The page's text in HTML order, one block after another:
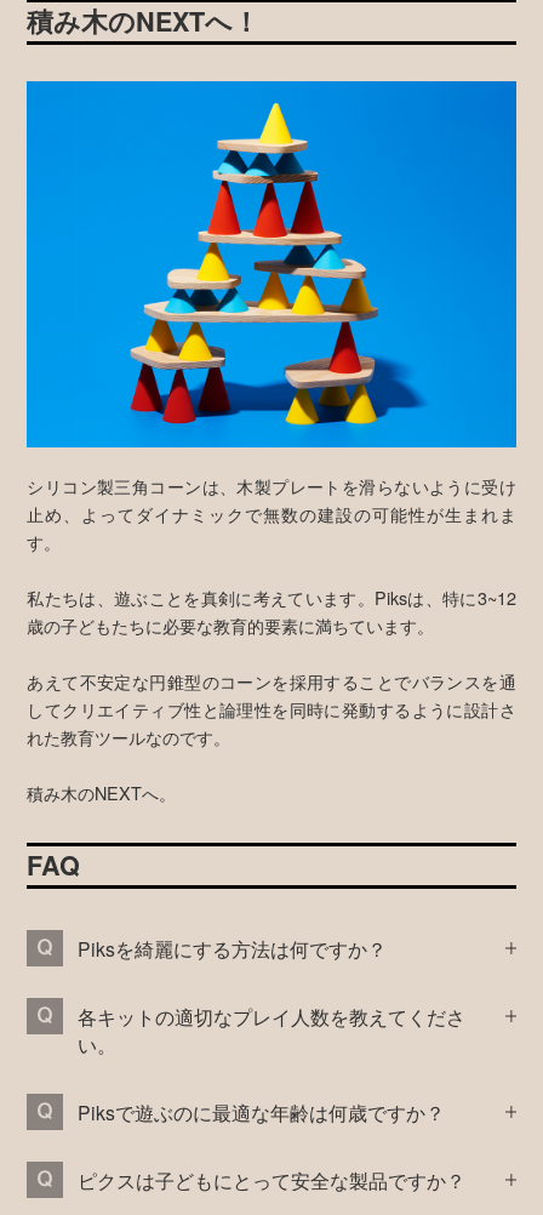
積み木のNEXTへ！
シリコン製三角コーンは、木製プレートを滑らないように受け
止め、よってダイナミックで無数の建設の可能性が生まれま
す。
私たちは、遊ぶことを真剣に考えています。Piksは、特に3~12
歳の子どもたちに必要な教育的要素に満ちています。
あえて不安定な円錐型のコーンを採用することでバランスを通
してクリエイティブ性と論理性を同時に発動するように設計さ
れた教育ツールなのです。
積み木のNEXTへ。
FAQ
Piksを綺麗にする方法は何ですか？
各キットの適切なプレイ人数を教えてくださ
い。
Piksで遊ぶのに最適な年齢は何歳ですか？
ピクスは子どもにとって安全な製品ですか？